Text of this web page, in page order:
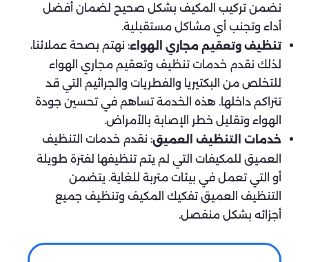
نضمن تركيب المكيف بشكل صحيح لضمان أفضل
أداء وتجنب أي مشاكل مستقبلية.
تنظيف وتعقيم مجاري الهواء: نهتم بصحة عملائنا،
لذلك نقدم خدمات تنظيف وتعقيم مجاري الهواء
للتخلص من البكتيريا والفطريات والجراثيم التي قد
تتراكم داخلها. هذه الخدمة تساهم في تحسين جودة
الهواء وتقليل خطر الإصابة بالأمراض.
خدمات التنظيف العميق: نقدم خدمات التنظيف
العميق للمكيفات التي لم يتم تنظيفها لفترة طويلة
أو التي تعمل في بيئات متربة للغاية. يتضمن
التنظيف العميق تفكيك المكيف وتنظيف جميع
أجزائه بشكل منفصل.